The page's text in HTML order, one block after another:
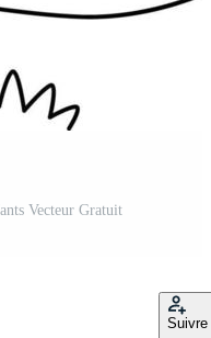
Vecteur Gratuit
Suivre